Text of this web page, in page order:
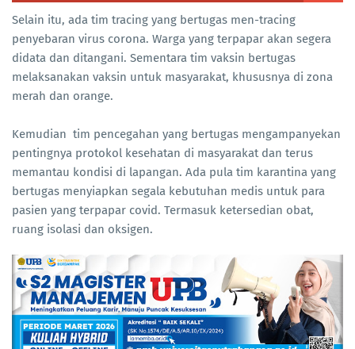
Selain itu, ada tim tracing yang bertugas men-tracing
penyebaran virus corona. Warga yang terpapar akan segera
didata dan ditangani. Sementara tim vaksin bertugas
melaksanakan vaksin untuk masyarakat, khususnya di zona
merah dan orange.
Kemudian tim pencegahan yang bertugas mengampanyekan
pentingnya protokol kesehatan di masyarakat dan terus
memantau kondisi di lapangan. Ada pula tim karantina yang
bertugas menyiapkan segala kebutuhan medis untuk para
pasien yang terpapar covid. Termasuk ketersedian obat,
ruang isolasi dan oksigen.